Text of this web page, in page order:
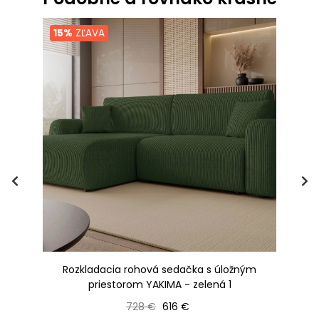
15% ZĽAVA
Rozkladacia rohová sedačka s úložným
priestorom YAKIMA - zelená 1
Bežná cena
728 € Cena
616 €